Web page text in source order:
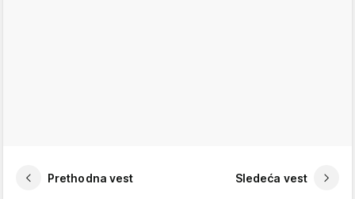
Prethodna vest Sledeća vest